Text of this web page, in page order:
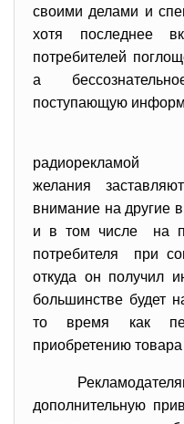
своими делами и
хотя последнее
потребителей
а
поступающую
желания
внимание на другие
и в том числе на
потребителя при
откуда он получил
большинстве будет
то время как
приобретению
дополнительную